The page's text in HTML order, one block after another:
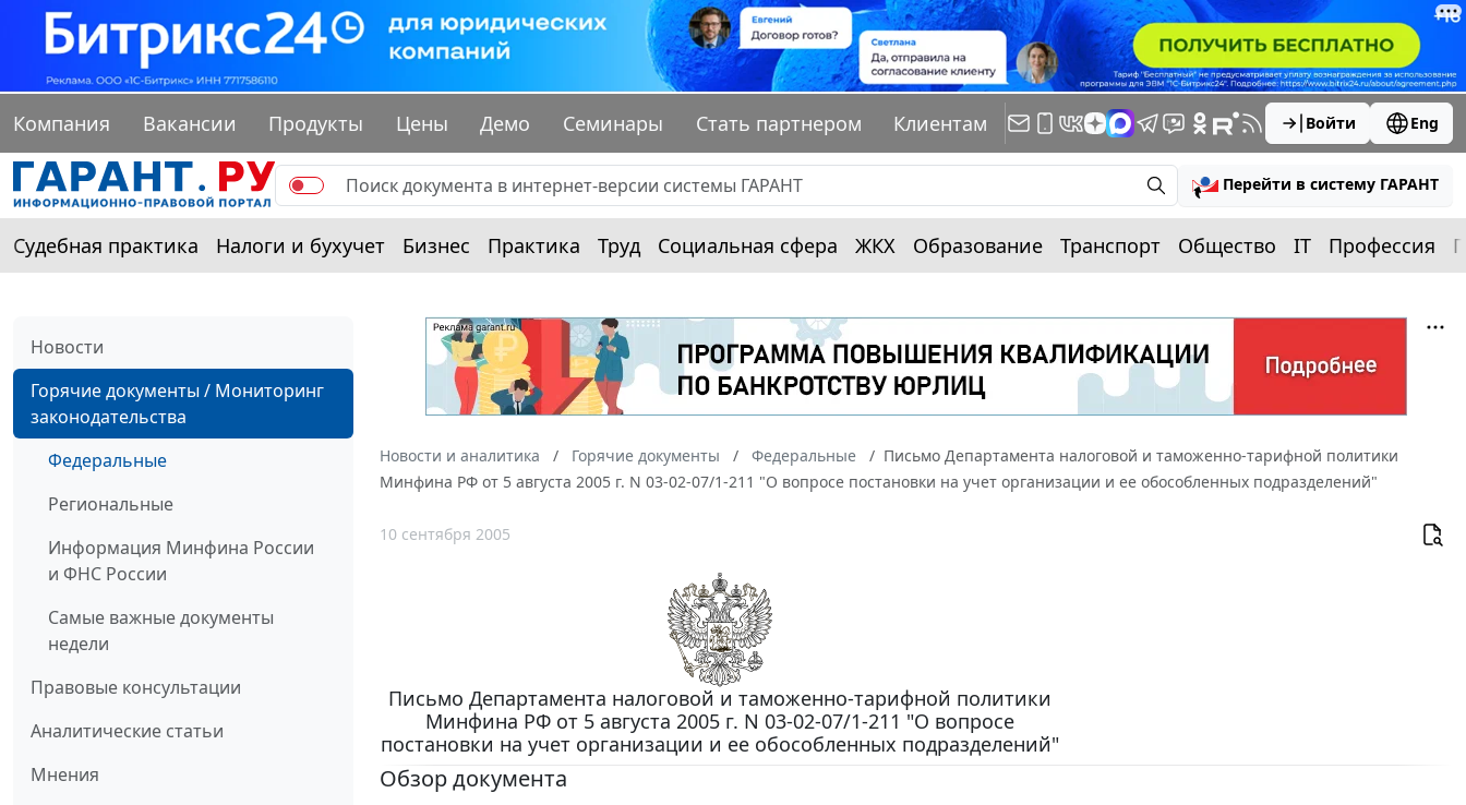
Компания Вакансии Продукты Цены Демо Семинары Стать партнером Клиентам Войти Eng
Перейти в систему ГАРАНТ
Судебная практика Налоги и бухучет Бизнес Практика Труд Социальная сфера ЖКХ Образование Транспорт Общество IT Профессия
Новости
Горячие документы / Мониторинг
законодательства
Федеральные
Региональные
Информация Минфина России
и ФНС России
Самые важные документы
недели
Правовые консультации
Аналитические статьи
Мнения
Новости и аналитика Горячие документы Федеральные
Письмо Департамента налоговой и таможенно-тарифной политики
Минфина РФ от 5 августа 2005 г. N 03-02-07/1-211 "О вопросе постановки на учет организации и ее обособленных подразделений"
10 сентября 2005
Письмо Департамента налоговой и таможенно-тарифной политики
Минфина РФ от 5 августа 2005 г. N 03-02-07/1-211 "О вопросе
постановки на учет организации и ее обособленных подразделений"
Обзор документа